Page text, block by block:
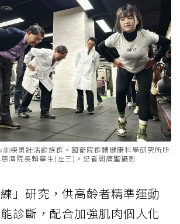
練勇壯活齡族群。國衛院群體健康科學研究所所
濟院長賴寧生(左三)。記者閻廣聖攝影
」研究，供高齡者精準運動
診斷，配合加強肌肉個人化